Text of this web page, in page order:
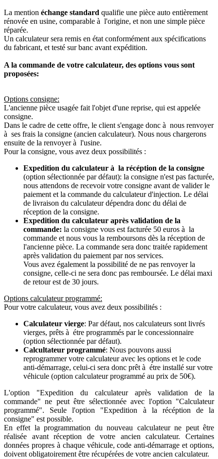
La mention échange standard qualifie une pièce auto entièrement
rénovée en usine, comparable à l'origine, et non une simple pièce
réparée.
Un calculateur sera remis en état conformément aux spécifications
du fabricant, et testé sur banc avant expédition.
A la commande de votre calculateur, des options vous sont
proposées:
Options consigne:
L'ancienne pièce usagée fait l'objet d'une reprise, qui est appelée
consigne.
Dans le cadre de cette offre, le client s'engage donc à nous renvoyer
à ses frais la consigne (ancien calculateur). Nous nous chargerons
ensuite de la renvoyer à l'usine.
Pour la consigne, vous avez deux possibilités :
Expedition du calculateur à la récéption de la consigne
(option sélectionnée par défaut): la consigne n'est pas facturée,
nous attendons de recevoir votre consigne avant de valider le
paiement et la commande du calculateur d'injection. Le délai
de livraison du calculateur dépendra donc du délai de
réception de la consigne.
Expedition du calculateur après validation de la
commande: la consigne vous est facturée 50 euros à la
commande et nous vous la remboursons dès la réception de
l'ancienne pièce. La commande sera donc traitée rapidement
après validation du paiement par nos services.
Vous avez également la possibilité de ne pas renvoyer la
consigne, celle-ci ne sera donc pas remboursée. Le délai maxi
de retour est de 30 jours.
Options calculateur programmé:
Pour votre calculateur, vous avez deux possibilités :
Calculateur vierge: Par défaut, nos calculateurs sont livrés
vierges, prêts à étre programmés par le concessionnaire
(option sélectionnée par défaut).
Calcultateur programmé: Nous pouvons aussi
reprogrammer votre calculateur avec les options et le code
anti-démarrage, celui-ci sera donc prêt à étre installé sur votre
véhicule (option calculateur programmé au prix de 50€).
L'option "Expedition du calculateur après validation de la
commande" ne peut être sélectionnée avec l'option "Calculateur
programmé". Seule l'option "Expedition à la récéption de la
consigne" est possible.
En effet la programmation du nouveau calculateur ne peut être
réalisée avant réception de votre ancien calculateur. Certaines
données propres à chaque véhicule, code anti-démarrage et options,
doivent obligatoirement être récupérées de votre ancien calculateur.